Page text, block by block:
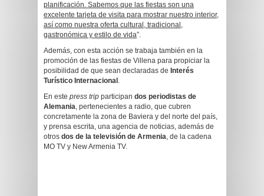
planificación. Sabemos que las fiestas son una
excelente tarjeta de visita para mostrar nuestro interior,
así como nuestra oferta cultural, tradicional,
gastronómica y estilo de vida”.
Además, con esta acción se trabaja también en la
promoción de las fiestas de Villena para propiciar la
posibilidad de que sean declaradas de Interés
Turístico Internacional .
En este press trip participan dos periodistas de
Alemania, pertenecientes a radio, que cubren
concretamente la zona de Baviera y del norte del país,
y prensa escrita, una agencia de noticias, además de
otros dos de la televisión de Armenia, de la cadena
MO TV y New Armenia TV.